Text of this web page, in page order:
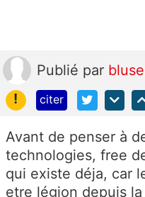
Publié par bluse
!
citer
Avant de penser à
technologies, free
qui existe déja, car
etre légion depuis